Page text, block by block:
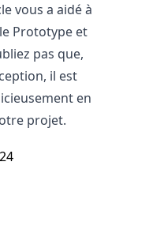
vous a aidé à
Prototype et
pas que,
il est
en
projet.